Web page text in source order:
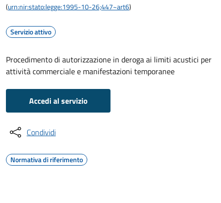
(urn:nir:stato:legge:1995-10-26;447~art6)
Servizio attivo
Procedimento di autorizzazione in deroga ai limiti acustici per
attività commerciale e manifestazioni temporanee
Accedi al servizio
Condividi
Normativa di riferimento